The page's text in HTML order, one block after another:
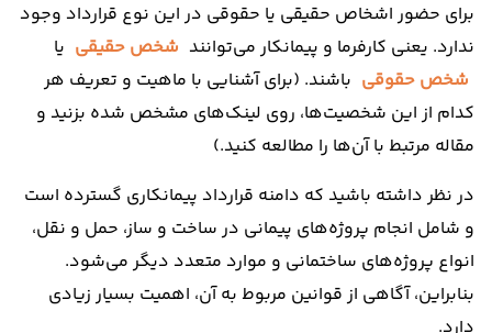
برای حضور اشخاص حقیقی یا حقوقی در این نوع قرارداد وجود
ندارد. یعنی کارفرما و پیمانکار می‌توانند شخص حقیقی یا
شخص حقوقی باشند. (برای آشنایی با ماهیت و تعریف هر
کدام از این شخصیت‌ها، روی لینک‌های مشخص شده بزنید و
مقاله مرتبط با آن‌ها را مطالعه کنید.)
در نظر داشته باشید که دامنه قرارداد پیمانکاری گسترده است
و شامل انجام پروژه‌های پیمانی در ساخت و ساز، حمل و نقل،
انواع پروژه‌های ساختمانی و موارد متعدد دیگر می‌شود.
بنابراین، آگاهی از قوانین مربوط به آن، اهمیت بسیار زیادی